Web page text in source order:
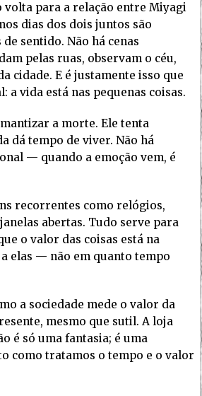
volta para a relação entre Miyagi
dias dos dois juntos são
sentido. Não há cenas
pelas ruas, observam o céu,
cidade. E é justamente isso que
a vida está nas pequenas coisas.
a morte. Ele tenta
dá tempo de viver. Não há
— quando a emoção vem, é
recorrentes como relógios,
abertas. Tudo serve para
o valor das coisas está na
elas — não em quanto tempo
a sociedade mede o valor da
mesmo que sutil. A loja
é só uma fantasia; é uma
como tratamos o tempo e o valor